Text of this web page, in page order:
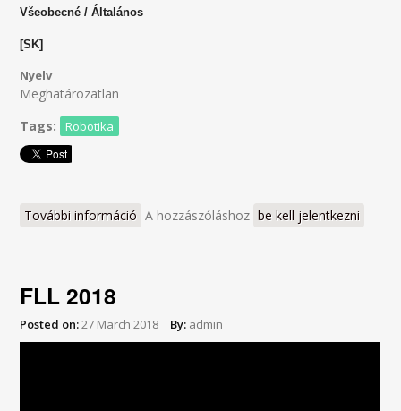
Všeobecné / Általános
[SK]
Nyelv
Meghatározatlan
Tags:
Robotika
További információ Otázky a odpovede / Kérdések és válaszok
A hozzászóláshoz be kell jelentkezni
FLL 2018
Posted on:27 March 2018 By: admin